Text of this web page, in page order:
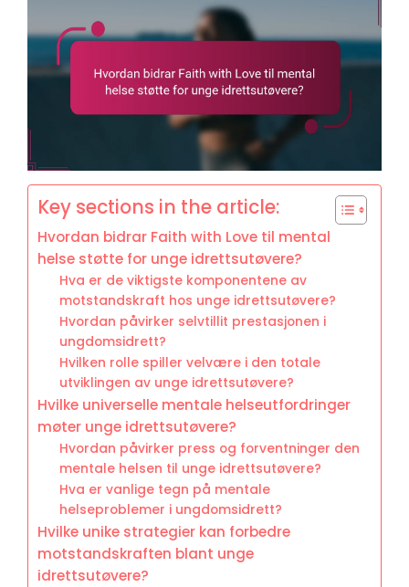
Key sections in the article:
Hvordan bidrar Faith with Love til mental
helse støtte for unge idrettsutøvere?
Hva er de viktigste komponentene av
motstandskraft hos unge idrettsutøvere?
Hvordan påvirker selvtillit prestasjonen i
ungdomsidrett?
Hvilken rolle spiller velvære i den totale
utviklingen av unge idrettsutøvere?
Hvilke universelle mentale helseutfordringer
møter unge idrettsutøvere?
Hvordan påvirker press og forventninger den
mentale helsen til unge idrettsutøvere?
Hva er vanlige tegn på mentale
helseproblemer i ungdomsidrett?
Hvilke unike strategier kan forbedre
motstandskraften blant unge
idrettsutøvere?